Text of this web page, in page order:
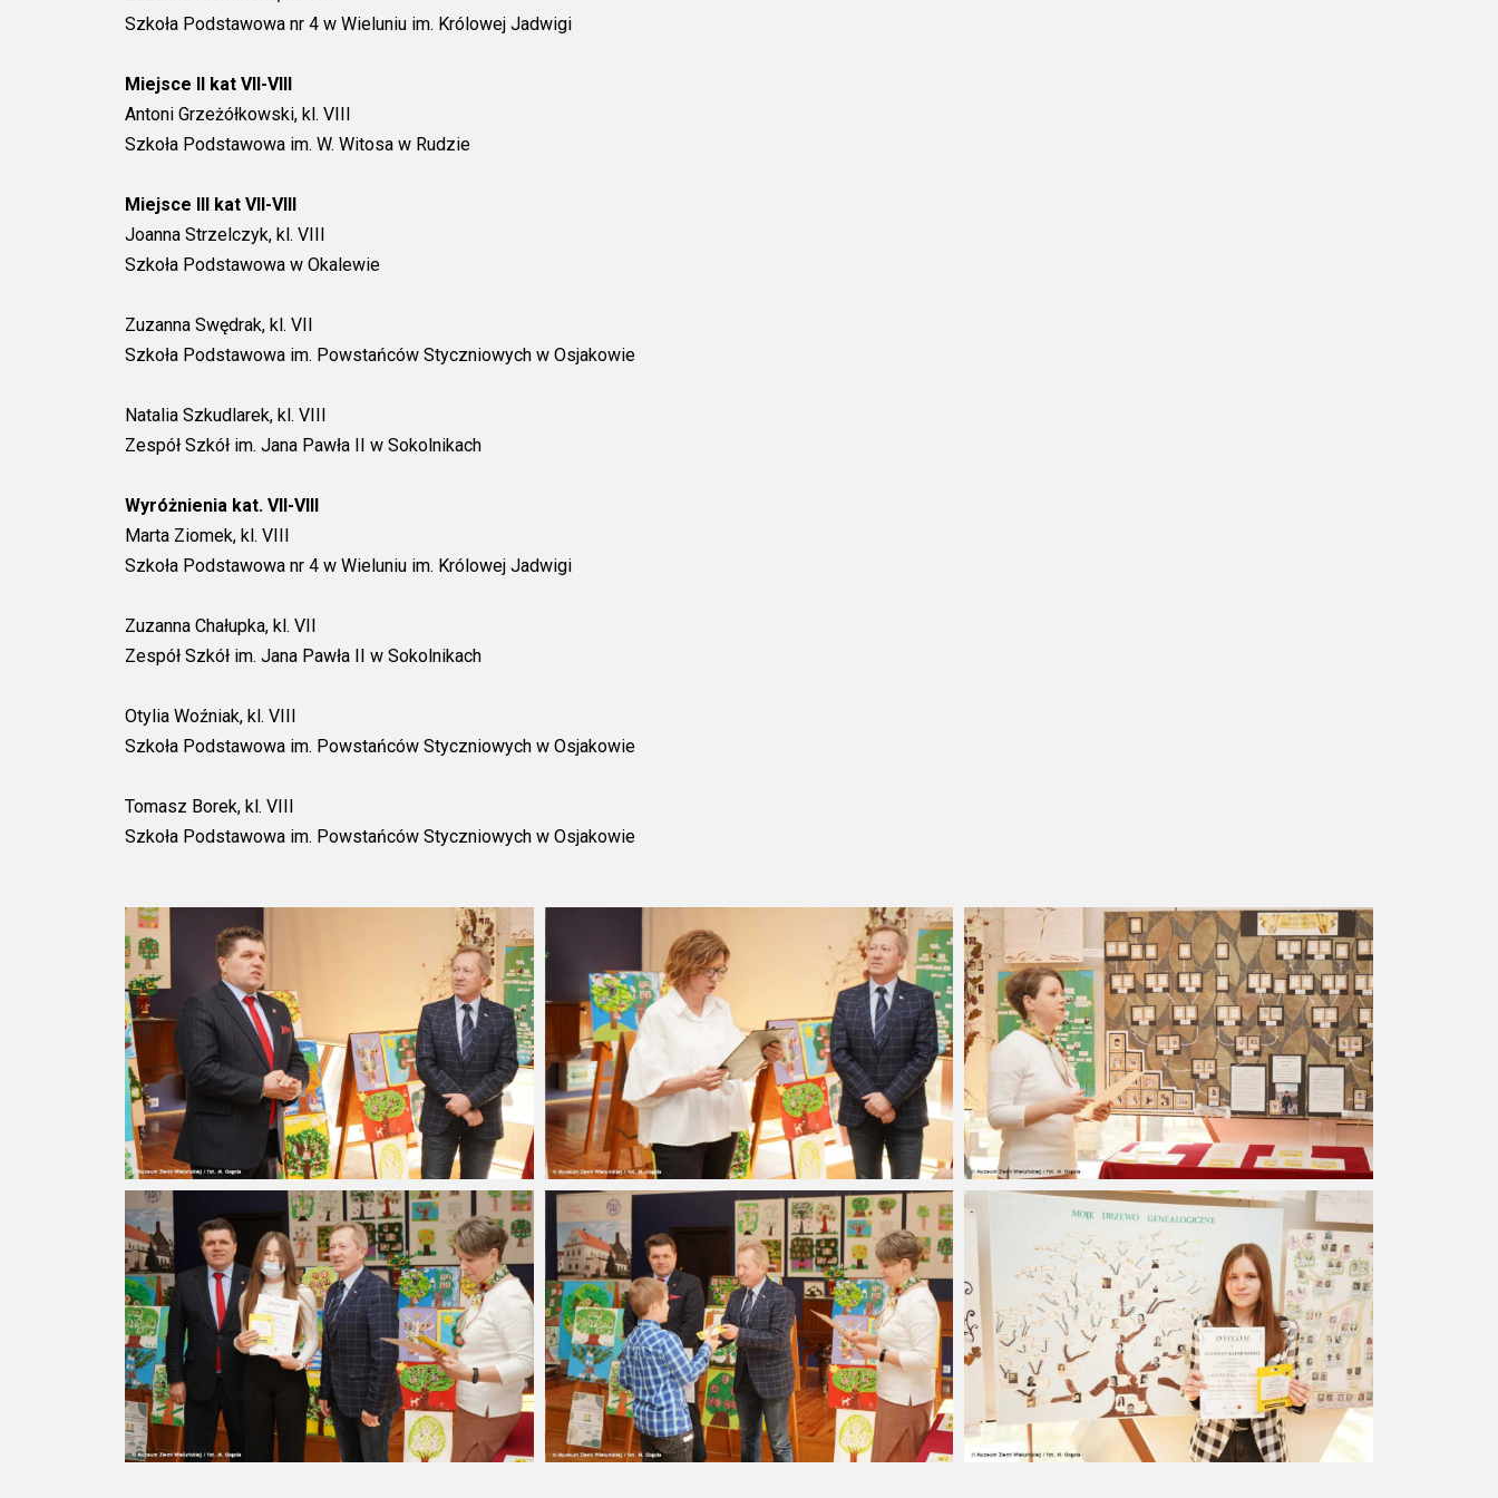
Szkoła Podstawowa nr 4 w Wieluniu im. Królowej Jadwigi
Miejsce II kat VII-VIII
Antoni Grzeżółkowski, kl. VIII
Szkoła Podstawowa im. W. Witosa w Rudzie
Miejsce III kat VII-VIII
Joanna Strzelczyk, kl. VIII
Szkoła Podstawowa w Okalewie
Zuzanna Swędrak, kl. VII
Szkoła Podstawowa im. Powstańców Styczniowych w Osjakowie
Natalia Szkudlarek, kl. VIII
Zespół Szkół im. Jana Pawła II w Sokolnikach
Wyróżnienia kat. VII-VIII
Marta Ziomek, kl. VIII
Szkoła Podstawowa nr 4 w Wieluniu im. Królowej Jadwigi
Zuzanna Chałupka, kl. VII
Zespół Szkół im. Jana Pawła II w Sokolnikach
Otylia Woźniak, kl. VIII
Szkoła Podstawowa im. Powstańców Styczniowych w Osjakowie
Tomasz Borek, kl. VIII
Szkoła Podstawowa im. Powstańców Styczniowych w Osjakowie